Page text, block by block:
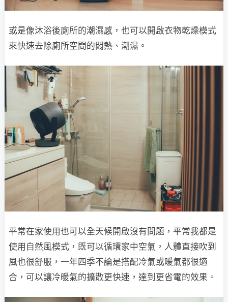
或是像沐浴後廁所的潮濕感，也可以開啟衣物乾燥模式
來快速去除廁所空間的悶熱、潮濕。
平常在家使用也可以全天候開啟沒有問題，平常我都是
使用自然風模式，既可以循環家中空氣，人體直接吹到
風也很舒服，一年四季不論是搭配冷氣或暖氣都很適
合，可以讓冷暖氣的擴散更快速，達到更省電的效果。